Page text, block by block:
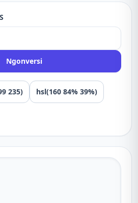
Ngonversi
235) hsl(160 84% 39%)